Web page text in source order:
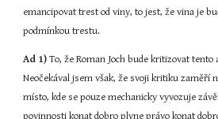
emancipovat trest od viny, to jest, že vina je
podmínkou trestu.
Ad 1) To, že Roman Joch bude kritizovat
Neočekával jsem však, že svoji kritiku zaměří
místo, kde se pouze mechanicky vyvozuje
povinnosti konat dobro plyne právo konat